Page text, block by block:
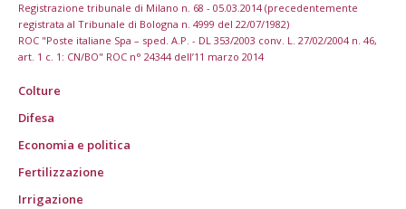
Registrazione tribunale di Milano n. 68 - 05.03.2014 (precedentemente
registrata al Tribunale di Bologna n. 4999 del 22/07/1982)
ROC "Poste italiane Spa – sped. A.P. - DL 353/2003 conv. L. 27/02/2004 n. 46,
art. 1 c. 1: CN/BO" ROC n° 24344 dell’11 marzo 2014
Colture
Difesa
Economia e politica
Fertilizzazione
Irrigazione